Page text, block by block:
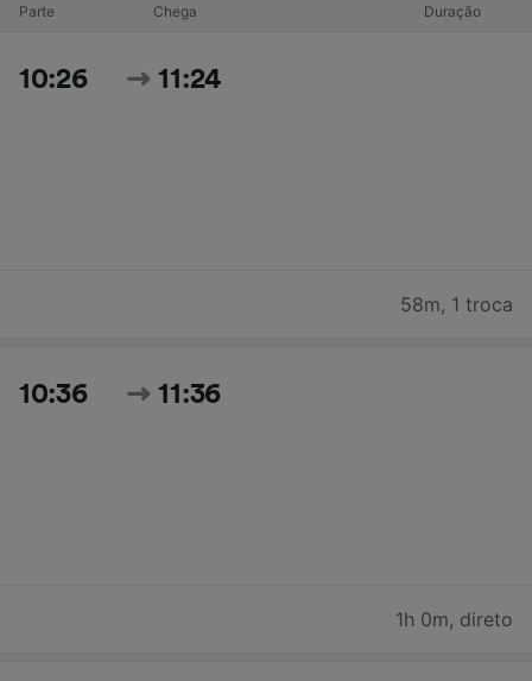
Parte Chega Duração
10:26 11:24
58m, 1 troca
10:36 11:36
1h 0m, direto